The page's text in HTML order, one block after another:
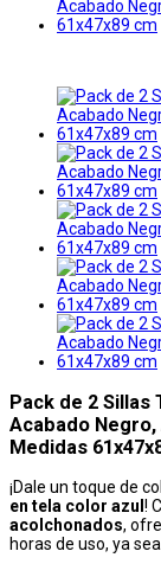
Pack de 2 Sillas
Acabado
Medidas
¡Dale un toque de
en tela color azul !
acolchonados,
horas de uso, ya